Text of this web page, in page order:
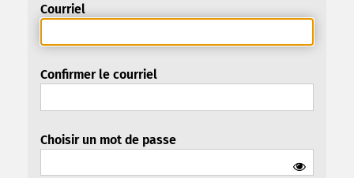
Courriel
Confirmer le courriel
Choisir un mot de passe